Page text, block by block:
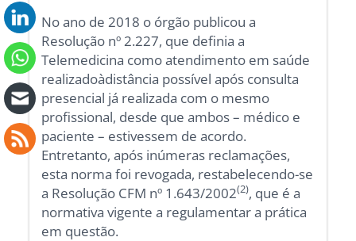
No ano de 2018 o órgão publicou a
Resolução nº 2.227, que definia a
Telemedicina como atendimento em saúde
realizadoàdistância possível após consulta
presencial já realizada com o mesmo
profissional, desde que ambos – médico e
paciente – estivessem de acordo.
Entretanto, após inúmeras reclamações,
esta norma foi revogada, restabelecendo-se
a Resolução CFM nº 1.643/2002(2), que é a
normativa vigente a regulamentar a prática
em questão.